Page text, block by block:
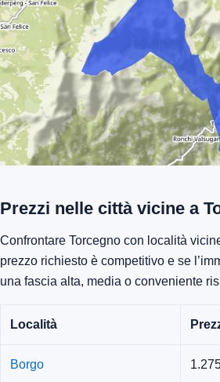
Prezzi nelle città vicine a
Confrontare Torcegno con località
prezzo richiesto è competitivo e se
una fascia alta, media o conveniente
Località
Borgo